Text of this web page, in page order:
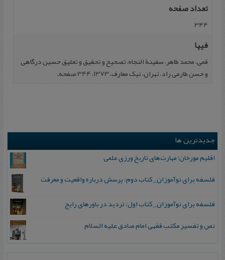
تعداد صفحه
344
فیپا
ق‍می، م‍ح‍م‍د طاه‍ر، س‍فی‍نة ال‍ن‍ج‍اه‌، ت‍ص‍حی‍ح‌ و ت‍ح‍قی‍ق‌ و ت‍ع‍لی‍ق‌ ح‍سی‍ن ‌درگ‍اهی‌
و ح‍س‍ن‌ طارمی راد، ت‍ه‍ران‌، نی‍ک‌ م‍ع‍ارف‌، 1373، 344 صفحه.
جدیدترین ها
اقلیم مورخان؛ مهارت‌های تاریخ ورزی علمی
فلسفه برای نوآموزان_ کتاب دوم: پرسش درباره واقعیت و معرفت
فلسفه برای نوآموزان_ کتاب اول: تردید در باورهای رایج
نص و تفسیر مکتب فقهی امام صادق علیه السلام